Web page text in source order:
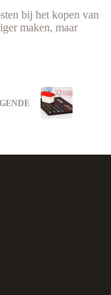
bij het kopen van
maken, maar